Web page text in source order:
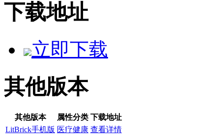
下载地址
立即下载
其他版本
其他版本 属性分类 下载地址
LitBrick手机版 医疗健康 查看详情